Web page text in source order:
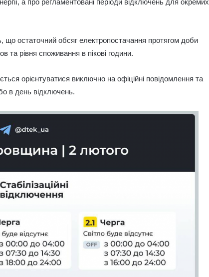
а про регламентовані періоди відключень для окремих
що остаточний обсяг електропостачання протягом доби
та рівня споживання в пікові години.
орієнтуватися виключно на офіційні повідомлення та
в день відключень.